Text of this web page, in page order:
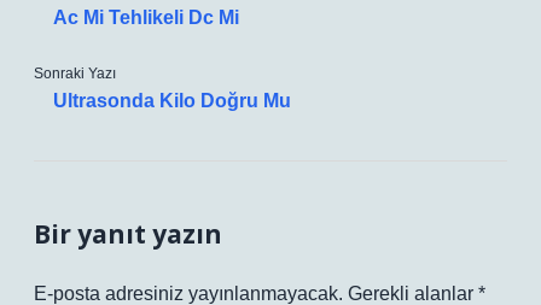
Ac Mi Tehlikeli Dc Mi
Sonraki Yazı
Ultrasonda Kilo Doğru Mu
Bir yanıt yazın
E-posta adresiniz yayınlanmayacak. Gerekli alanlar *